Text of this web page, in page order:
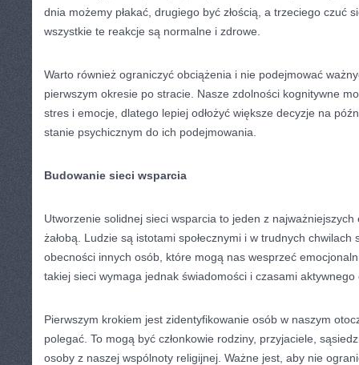
dnia możemy płakać, drugiego być złością, a trzeciego czuć
wszystkie te reakcje są normalne i zdrowe.
Warto również ograniczyć obciążenia i nie podejmować
pierwszym okresie po stracie. Nasze zdolności kognitywne
stres i emocje, dlatego lepiej odłożyć większe decyzje na
stanie psychicznym do ich podejmowania.
Budowanie sieci wsparcia
Utworzenie solidnej sieci wsparcia to jeden z
żałobą. Ludzie są istotami społecznymi i w trudnych
obecności innych osób, które mogą nas wesprzeć
takiej sieci wymaga jednak świadomości i czasami aktywnego
Pierwszym krokiem jest zidentyfikowanie osób w naszym
polegać. To mogą być członkowie rodziny, przyjaciele,
osoby z naszej wspólnoty religijnej. Ważne jest, aby nie